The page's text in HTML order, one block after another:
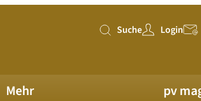
Suche
Suche Login
Mehr pv